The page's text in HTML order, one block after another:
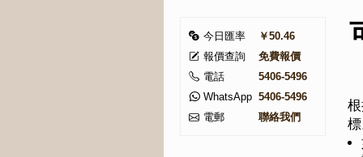
今日匯率
￥50.46
報價查詢
免費報價
電話
5406-5496
WhatsApp 5406-5496
電郵
聯絡我們